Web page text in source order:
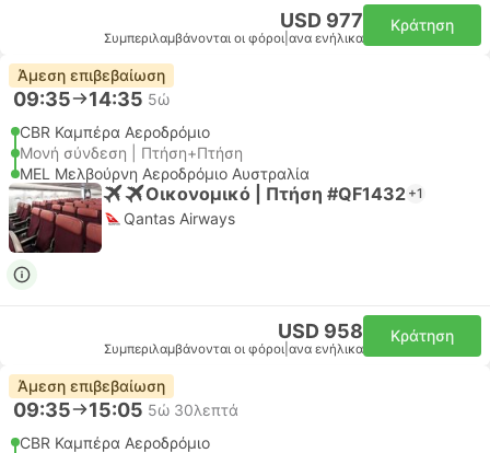
USD 977
Συμπεριλαμβάνονται οι φόροι ανα ενήλικα
Κράτηση
Άμεση επιβεβαίωση
09:35 14:35 5ώ
CBR Καμπέρα Αεροδρόμιο
Μονή σύνδεση | Πτήση+Πτήση
MEL Μελβούρνη Αεροδρόμιο Αυστραλία
Οικονομικό | Πτήση #QF1432 +1
Qantas Airways
USD 958
Συμπεριλαμβάνονται οι φόροι ανα ενήλικα
Κράτηση
Άμεση επιβεβαίωση
09:35 15:05 5ώ 30λεπτά
CBR Καμπέρα Αεροδρόμιο